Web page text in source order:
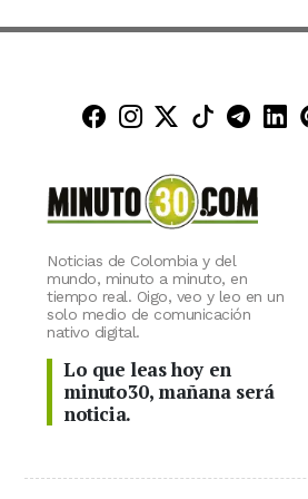
Minuto30 en
Minuto30 en
Minuto30
Noticias de Colombia y del
mundo, minuto a minuto, en
tiempo real. Oigo, veo y leo en un
solo medio de comunicación
nativo digital.
Lo que leas hoy en
minuto30, mañana será
noticia.